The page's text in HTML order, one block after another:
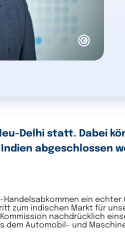
Delhi statt. Dabei
abgeschlossen
ein echter
zum indischen Markt für
nachdrücklich
Automobil- und